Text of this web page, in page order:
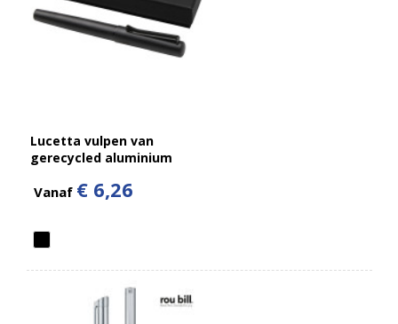
Lucetta vulpen van
gerecycled aluminium
Vanaf € 6,26